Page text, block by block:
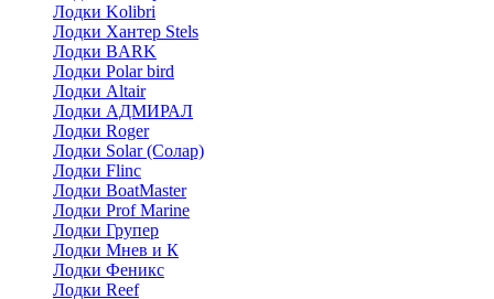
Лодки Kolibri
Лодки Хантер Stels
Лодки BARK
Лодки Polar bird
Лодки Altair
Лодки АДМИРАЛ
Лодки Roger
Лодки Solar (Солар)
Лодки Flinc
Лодки BoatMaster
Лодки Prof Marine
Лодки Групер
Лодки Мнев и К
Лодки Феникс
Лодки Reef